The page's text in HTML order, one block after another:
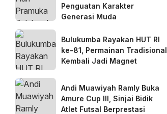
Penguatan Karakter
Generasi Muda
Bulukumba Rayakan HUT RI
ke-81, Permainan Tradisional
Kembali Jadi Magnet
Andi Muawiyah Ramly Buka
Amure Cup III, Sinjai Bidik
Atlet Futsal Berprestasi